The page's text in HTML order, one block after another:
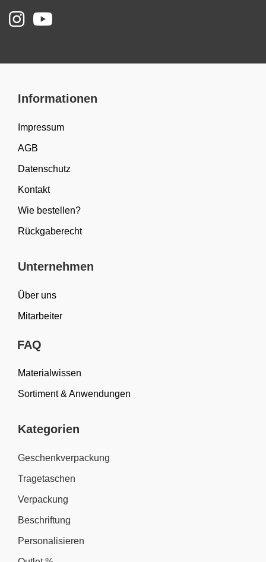
Informationen
Impressum
AGB
Datenschutz
Kontakt
Wie bestellen?
Rückgaberecht
Unternehmen
Über uns
Mitarbeiter
FAQ
Materialwissen
Sortiment & Anwendungen
Kategorien
Geschenkverpackung
Tragetaschen
Verpackung
Beschriftung
Personalisieren